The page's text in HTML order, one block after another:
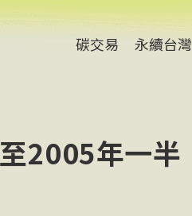
碳交易 永續台灣
2005年一半